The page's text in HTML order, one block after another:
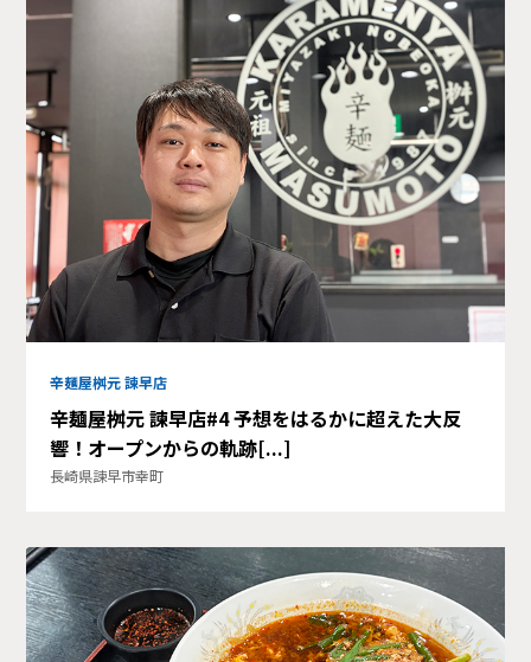
辛麺屋桝元 諫早店
辛麺屋桝元 諫早店#4 予想をはるかに超えた大反
響！オープンからの軌跡[...]
長崎県諫早市幸町